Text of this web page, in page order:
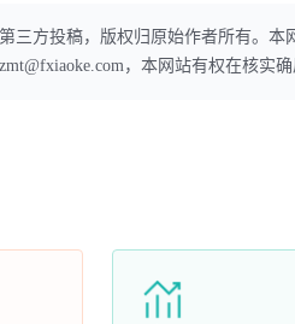
三方投稿，版权归原始作者所有。
，本网站有权在核实